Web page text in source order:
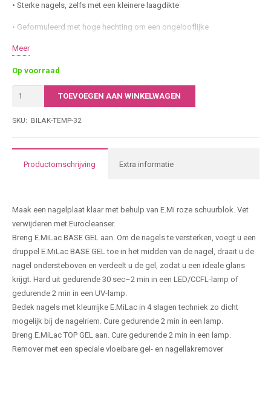
• Sterke nagels, zelfs met een kleinere laagdikte
• Geformuleerd met hoge hechting om een ​​ongelooflijke
• Dichte kleurcoating in zachte klassieke tinten
• Economisch in gebruik
Meer
Op voorraad
BiLak
003
15ML
aantal
TOEVOEGEN AAN WINKELWAGEN
SKU: BILAK-TEMP-32
Productomschrijving Extra informatie
Maak een nagelplaat klaar met behulp van E.Mi roze schuurblok. Vet
verwijderen met Eurocleanser.
Breng E.MiLac BASE GEL aan. Om de nagels te versterken, voegt u een
druppel E.MiLac BASE GEL toe in het midden van de nagel, draait u de
nagel ondersteboven en verdeelt u de gel, zodat u een ideale glans
krijgt. Hard uit gedurende 30 sec–2 min in een LED/CCFL-lamp of
gedurende 2 min in een UV-lamp.
Bedek nagels met kleurrijke E.MiLac in 4 slagen techniek zo dicht
mogelijk bij de nagelriem. Cure gedurende 2 min in een lamp.
Breng E.MiLac TOP GEL aan. Cure gedurende 2 min in een lamp.
Remover met een speciale vloeibare gel- en nagellakremover